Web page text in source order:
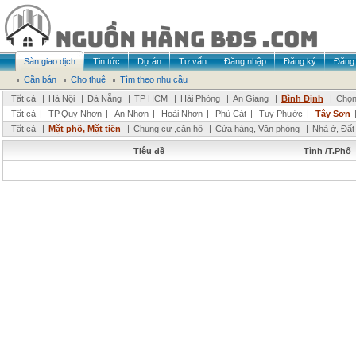
Sàn giao dịch Tin tức Dự án Tư vấn Đăng nhập Đăng ký
Đăng
Cần bán
Cho thuê
Tìm theo nhu cầu
Tất cả
| Hà Nội | Đà Nẵng | TP HCM | Hải Phòng | An Giang | Bình Định |
Tất cả | TP.Quy Nhơn | An Nhơn | Hoài Nhơn | Phù Cát | Tuy Phước | Tây Sơn
Tất cả
| Mặt phố, Mặt tiền | Chung cư ,căn hộ | Cửa hàng, Văn phòng | Nhà ở,
Tiêu đề Tỉnh /T.Phố